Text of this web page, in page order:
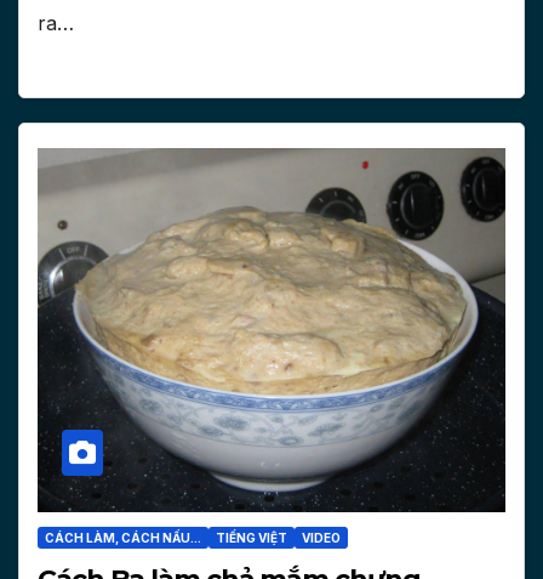
ra…
CÁCH LÀM, CÁCH NẤU... TIẾNG VIỆT VIDEO